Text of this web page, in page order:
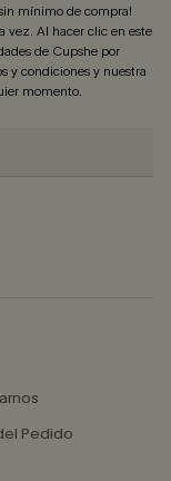
mínimo de compra!
vez. Al hacer clic en este
de Cupshe por
y condicionesy nuestra
momento.
Pedido